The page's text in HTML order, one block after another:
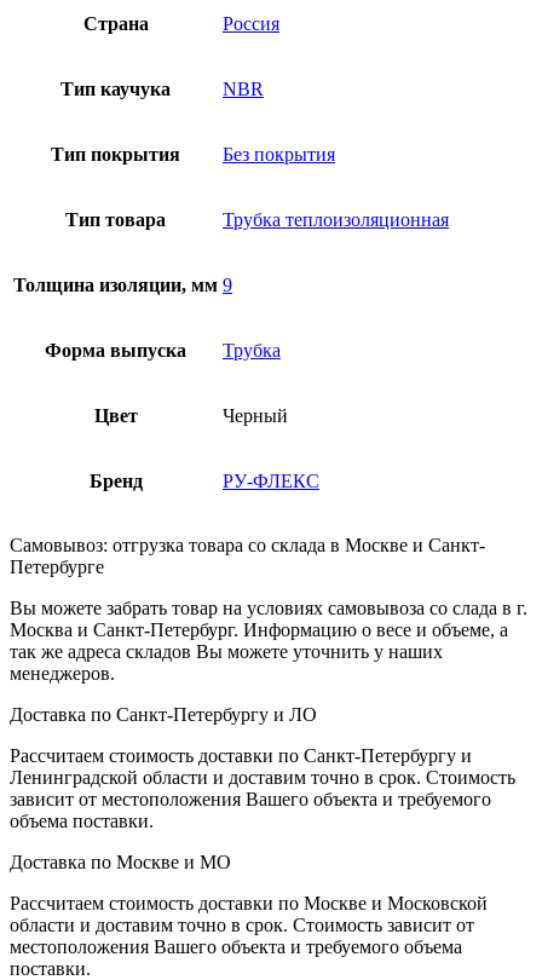
Страна Россия
Тип каучука NBR
Тип покрытия Без покрытия
Тип товара Трубка теплоизоляционная
Толщина изоляции, мм 9
Форма выпуска Трубка
Цвет Черный
Бренд РУ-ФЛЕКС
Самовывоз: отгрузка товара со склада в Москве и Санкт-
Петербурге
Вы можете забрать товар на условиях самовывоза со слада в г.
Москва и Санкт-Петербург. Информацию о весе и объеме, а
так же адреса складов Вы можете уточнить у наших
менеджеров.
Доставка по Санкт-Петербургу и ЛО
Рассчитаем стоимость доставки по Санкт-Петербургу и
Ленинградской области и доставим точно в срок. Стоимость
зависит от местоположения Вашего объекта и требуемого
объема поставки.
Доставка по Москве и МО
Рассчитаем стоимость доставки по Москве и Московской
области и доставим точно в срок. Стоимость зависит от
местоположения Вашего объекта и требуемого объема
поставки.